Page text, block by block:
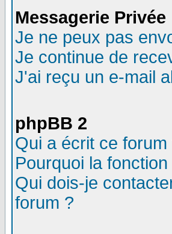
Messagerie Privée
Je ne peux pas
Je continue de
J'ai reçu un e-mail
phpBB 2
Qui a écrit ce forum
Pourquoi la
Qui dois-je
forum ?